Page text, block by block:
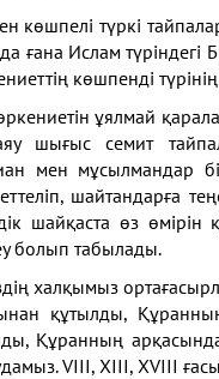
көшпелі түркі
Ислам түріндегі
көшпенді
ұялмай
шығыс семит
мен мұсылмандар
шайтандарға
шайқаста өз
болып табылады.
халқымыз
құтылды, Құранның
Құранның
VIII, XIII, XVIII